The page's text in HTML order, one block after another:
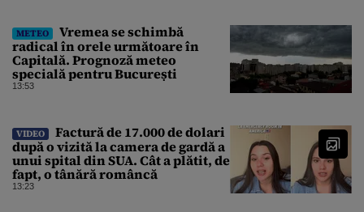
METEO
Vremea se schimbă
radical în orele următoare în
Capitală. Prognoză meteo
specială pentru București
13:53
VIDEO
Factură de 17.000 de dolari
după o vizită la camera de gardă a
unui spital din SUA. Cât a plătit, de
fapt, o tânără româncă
13:23